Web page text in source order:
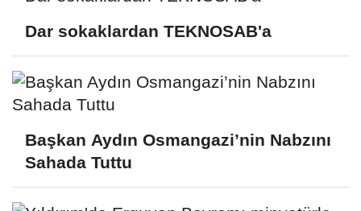
Dar sokaklardan TEKNOSAB'a
Başkan Aydın Osmangazi’nin Nabzını
Sahada Tuttu